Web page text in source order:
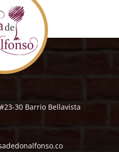
30 Barrio Bellavista